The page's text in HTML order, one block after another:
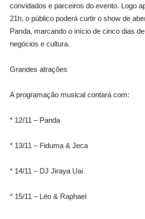
convidados e parceiros do evento. Logo
21h, o público poderá curtir o show de
Panda, marcando o início de cinco dias
negócios e cultura.
Grandes atrações
A programação musical contará com:
* 12/11 – Panda
* 13/11 – Fiduma & Jeca
* 14/11 – DJ Jiraya Uai
* 15/11 – Léo & Raphael